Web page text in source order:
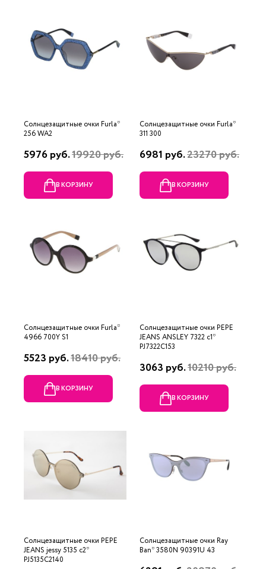
Солнцезащитные очки Furla*
256 WA2
5976 руб.19920 руб.
В КОРЗИНУ
Солнцезащитные очки Furla*
311 300
6981 руб.23270 руб.
В КОРЗИНУ
Солнцезащитные очки Furla*
4966 700Y S1
5523 руб.18410 руб.
В КОРЗИНУ
Солнцезащитные очки PEPE
JEANS ANSLEY 7322 c1*
PJ7322C153
3063 руб.10210 руб.
В КОРЗИНУ
Солнцезащитные очки PEPE
JEANS jessy 5135 с2*
PJ5135C2140
Солнцезащитные очки Ray
Ban* 3580N 90391U 43